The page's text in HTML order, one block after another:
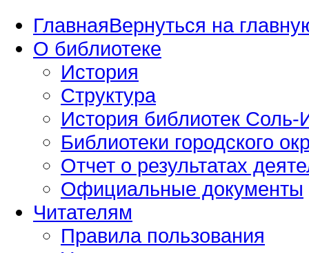
ГлавнаяВернуться на
О библиотеке
История
Структура
История библиотек Соль-
Библиотеки городского
Отчет о результатах
Официальные документы
Читателям
Правила пользования